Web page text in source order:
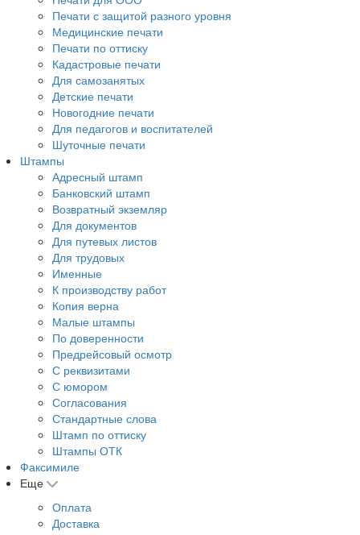
Печати с защитой разного уровня
Медицинские печати
Печати по оттиску
Кадастровые печати
Для самозанятых
Детские печати
Новогодние печати
Для педагогов и воспитателей
Шуточные печати
Штампы
Адресный штамп
Банковский штамп
Возвратный экземляр
Для документов
Для путевых листов
Для трудовых
Именные
К производству работ
Копия верна
Малые штампы
По доверенности
Предрейсовый осмотр
С реквизитами
С юмором
Согласования
Стандартные слова
Штамп по оттиску
Штампы ОТК
Факсимиле
Еще
Оплата
Доставка